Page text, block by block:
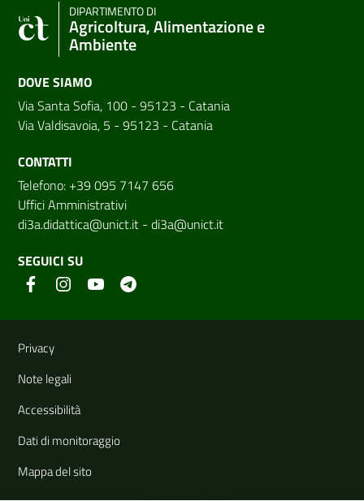
DIPARTIMENTO DI
Agricoltura, Alimentazione e
Ambiente
DOVE SIAMO
Via Santa Sofia, 100 - 95123 - Catania
Via Valdisavoia, 5 - 95123 - Catania
CONTATTI
Telefono: +39 095 7147 656
Uffici Amministrativi
di3a.didattica@unict.it - di3a@unict.it
SEGUICI SU
Link e informazioni utili
Privacy
Note legali
Accessibilità
Dati di monitoraggio
Mappa del sito